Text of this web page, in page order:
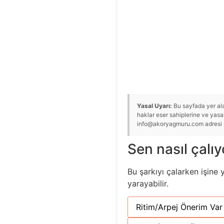
Yasal Uyarı: Bu sayfada yer
haklar eser sahiplerine ve
info@akoryagmuru.com adresi
Sen nasıl
Bu şarkıyı çalarken
yarayabilir.
Ritim/Arpej Önerim Var